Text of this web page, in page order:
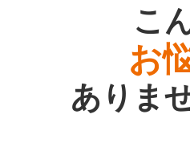
こ
お
ありま